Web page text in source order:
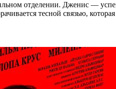
отделении. Дженис —
тесной связью,